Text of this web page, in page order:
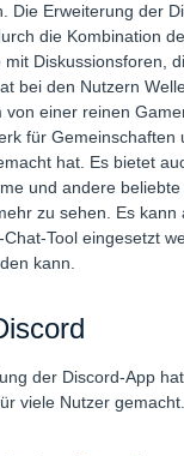
Die Erweiterung der
die Kombination
Diskussionsforen,
bei den Nutzern
von einer reinen
für Gemeinschaften
hat. Es bietet
und andere
zu sehen. Es kann
Tool eingesetzt
kann.
der Discord-App
viele Nutzer gemacht.